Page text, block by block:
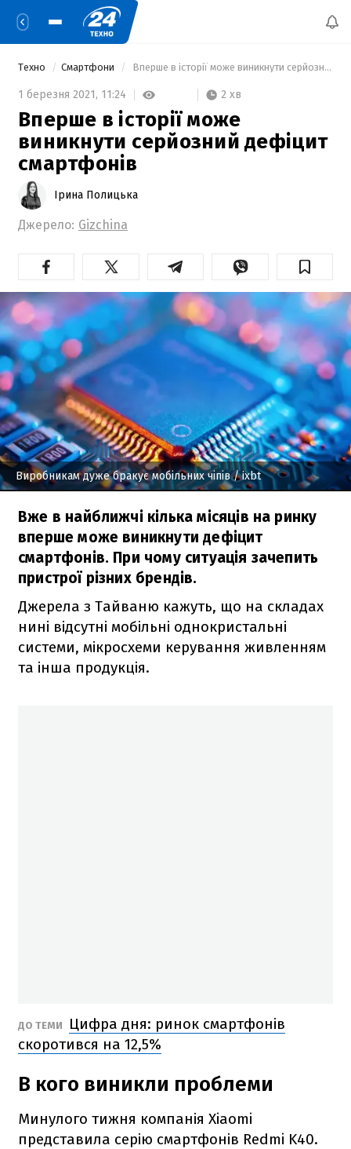
Техно Смартфони Вперше в історії може виникнути серйозний дефіцит смартфонів
1 березня 2021, 11:24 2 хв
Вперше в історії може
виникнути серйозний дефіцит
смартфонів
Ірина Полицька
Джерело: Gizchina
Виробникам дуже бракує мобільних чіпів/ ixbt
Вже в найближчі кілька місяців на ринку
вперше може виникнути дефіцит
смартфонів. При чому ситуація зачепить
пристрої різних брендів.
Джерела з Тайваню кажуть, що на складах
нині відсутні мобільні однокристальні
системи, мікросхеми керування живленням
та інша продукція.
ДО ТЕМИ
Цифра дня: ринок смартфонів
скоротився на 12,5%
В кого виникли проблеми
Минулого тижня компанія Xiaomi
представила серію смартфонів Redmi K40.